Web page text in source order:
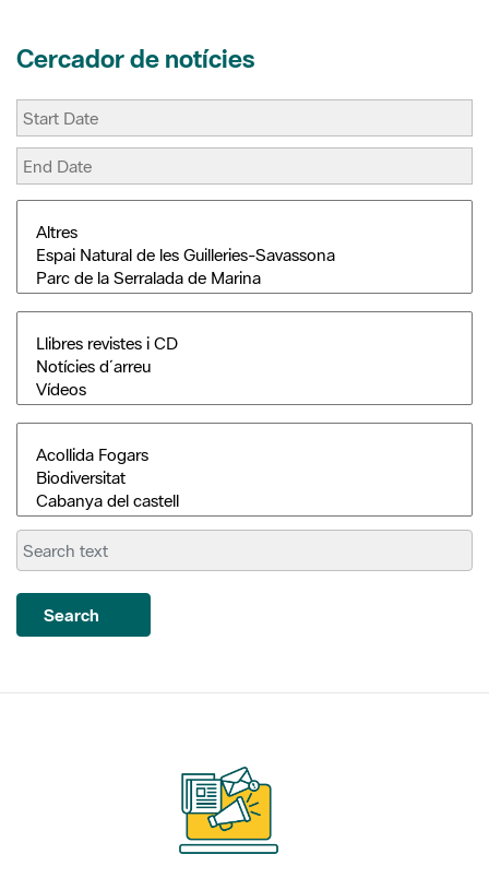
Search
Subscriu-te als nostres